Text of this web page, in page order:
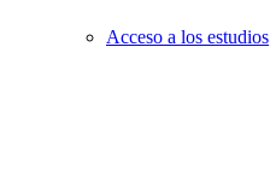
Acceso a los estudios